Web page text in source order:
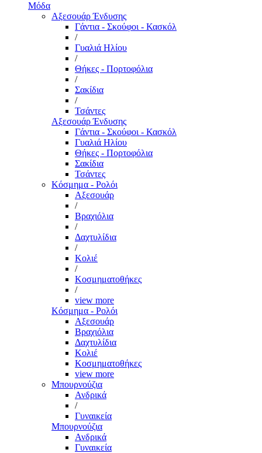
Μόδα
Αξεσουάρ Ένδυσης
Γάντια - Σκούφοι - Κασκόλ
/
Γυαλιά Ηλίου
/
Θήκες - Πορτοφόλια
/
Σακίδια
/
Τσάντες
Αξεσουάρ Ένδυσης
Γάντια - Σκούφοι - Κασκόλ
Γυαλιά Ηλίου
Θήκες - Πορτοφόλια
Σακίδια
Τσάντες
Κόσμημα - Ρολόι
Αξεσουάρ
/
Βραχιόλια
/
Δαχτυλίδια
/
Κολιέ
/
Κοσμηματοθήκες
/
view more
Κόσμημα - Ρολόι
Αξεσουάρ
Βραχιόλια
Δαχτυλίδια
Κολιέ
Κοσμηματοθήκες
view more
Μπουρνούζια
Ανδρικά
/
Γυναικεία
Μπουρνούζια
Ανδρικά
Γυναικεία